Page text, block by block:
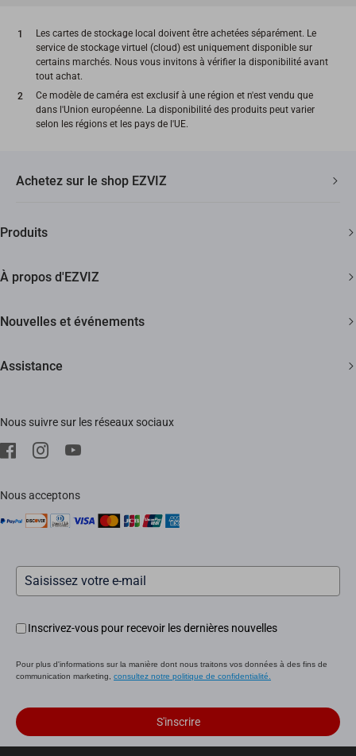
Les cartes de stockage local doivent être achetées séparément. Le
service de stockage virtuel (cloud) est uniquement disponible sur
certains marchés. Nous vous invitons à vérifier la disponibilité avant
tout achat.
Ce modèle de caméra est exclusif à une région et n'est vendu que
dans l'Union européenne. La disponibilité des produits peut varier
selon les régions et les pays de l'UE.
Achetez sur le shop EZVIZ
Garantie de Remboursement de 30 Jours
Produits
À propos d'EZVIZ
Trust Center
Nouvelles et événements
Assistance
Télécharger
SAV
Nous suivre sur les réseaux sociaux
Nous acceptons
Inscrivez-vous pour recevoir les dernières nouvelles
Pour plus d'informations sur la manière dont nous traitons vos données à des fins de
communication marketing, consultez notre politique de confidentialité.
S'inscrire